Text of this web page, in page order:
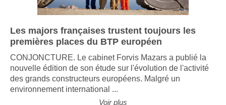
Les majors françaises trustent toujours les
premières places du BTP européen
CONJONCTURE. Le cabinet Forvis Mazars a publié la
nouvelle édition de son étude sur l'évolution de l'activité
des grands constructeurs européens. Malgré un